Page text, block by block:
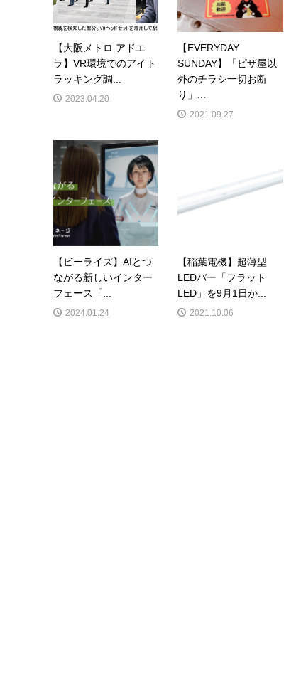
【大阪メトロ アドエ
ラ】VR環境でのアイト
ラッキング調...
2023.04.20
【EVERYDAY
SUNDAY】「ピザ屋以
外のチラシ一切お断
り」...
2021.09.27
【ビーライズ】AIとつ
ながる新しいインター
フェース「...
2024.01.24
【稲葉電機】超薄型
LEDバー「フラット
LED」を9月1日か...
2021.10.06